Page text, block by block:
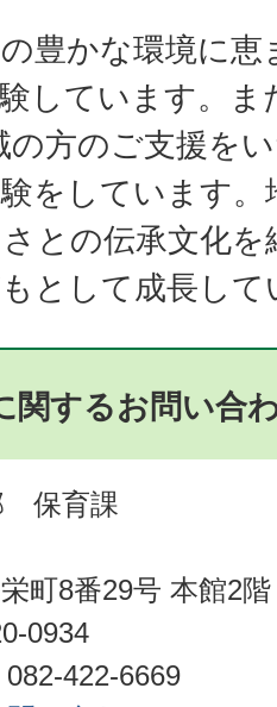
豊かな環境に恵
しています。ま
の方のご支援を
をしています。
との伝承文化
として成長して
関するお問い合
保育課
町8番29号 本館2階
0934
422-6669